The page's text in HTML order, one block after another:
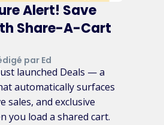
Alert! Save
Share-A-Cart
par Ed
launched Deals — a
automatically surfaces
sales, and exclusive
you load a shared cart.